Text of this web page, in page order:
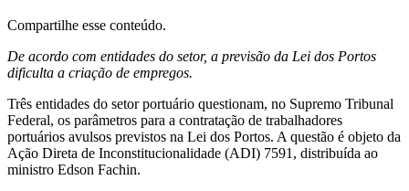
Compartilhe esse conteúdo.
De acordo com entidades do setor, a previsão da Lei dos Portos
dificulta a criação de empregos.
Três entidades do setor portuário questionam, no Supremo Tribunal
Federal, os parâmetros para a contratação de trabalhadores
portuários avulsos previstos na Lei dos Portos. A questão é objeto da
Ação Direta de Inconstitucionalidade (ADI) 7591, distribuída ao
ministro Edson Fachin.